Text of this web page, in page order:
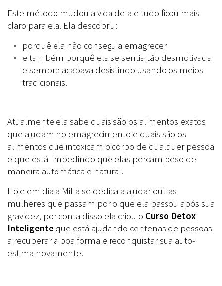
Este método mudou a vida dela e tudo ficou mais
claro para ela. Ela descobriu:
porquê ela não conseguia emagrecer
e também porquê ela se sentia tão desmotivada
e sempre acabava desistindo usando os meios
tradicionais.
Atualmente ela sabe quais são os alimentos exatos
que ajudam no emagrecimento e quais são os
alimentos que intoxicam o corpo de qualquer pessoa
e que está impedindo que elas percam peso de
maneira automática e natural.
Hoje em dia a Milla se dedica a ajudar outras
mulheres que passam por o que ela passou após sua
gravidez, por conta disso ela criou o Curso Detox
Inteligente que está ajudando centenas de pessoas
a recuperar a boa forma e reconquistar sua auto-
estima novamente.